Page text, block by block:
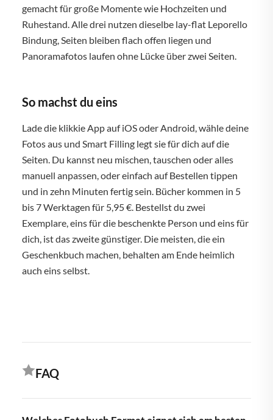
gemacht für große Momente wie Hochzeiten und
Ruhestand. Alle drei nutzen dieselbe lay-flat Leporello
Bindung, Seiten bleiben flach offen liegen und
Panoramafotos laufen ohne Lücke über zwei Seiten.
So machst du eins
Lade die klikkie App auf iOS oder Android, wähle deine
Fotos aus und Smart Filling legt sie für dich auf die
Seiten. Du kannst neu mischen, tauschen oder alles
manuell anpassen, oder einfach auf Bestellen tippen
und in zehn Minuten fertig sein. Bücher kommen in 5
bis 7 Werktagen für 5,95 €. Bestellst du zwei
Exemplare, eins für die beschenkte Person und eins für
dich, ist das zweite günstiger. Die meisten, die ein
Geschenkbuch machen, behalten am Ende heimlich
auch eins selbst.
FAQ